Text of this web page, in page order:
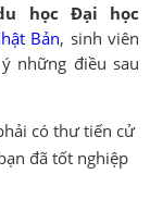
học Đại học
Bản, sinh viên
những điều sau
có thư tiến cử
đã tốt nghiệp